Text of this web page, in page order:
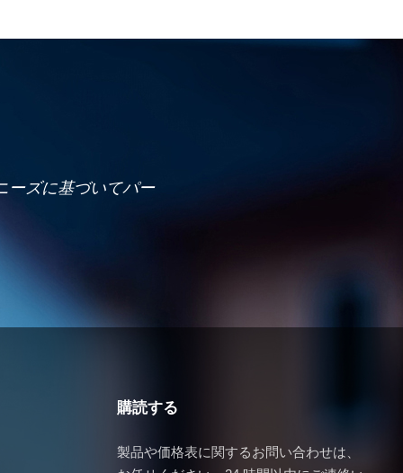
ーズに基づいてパー
購読する
製品や価格表に関するお問い合わせは、